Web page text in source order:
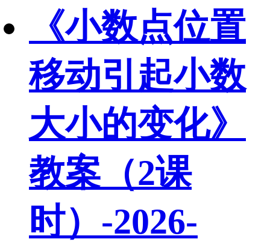
《小数点位置
移动引起小数
大小的变化》
教案（2课
时）-2026-